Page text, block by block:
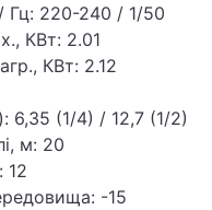
Гц: 220-240 / 1/50
КВт: 2.01
КВт: 2.12
(1/4) / 12,7 (1/2)
м: 20
12
-15